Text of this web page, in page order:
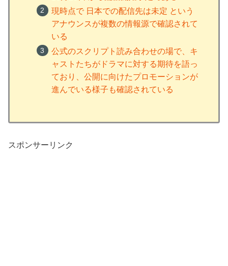
現時点で 日本での配信先は未定 という
アナウンスが複数の情報源で確認されて
いる
公式のスクリプト読み合わせの場で、キ
ャストたちがドラマに対する期待を語っ
ており、公開に向けたプロモーションが
進んでいる様子も確認されている
スポンサーリンク